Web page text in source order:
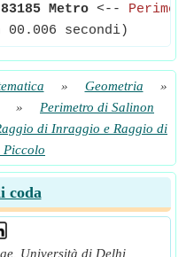
Metro <--
secondi)
» Geometria
»
»
Perimetro di Salinon
di Inraggio e Raggio di
Piccolo
coda
Università di Delhi